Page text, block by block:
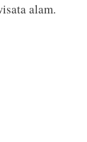
alam.